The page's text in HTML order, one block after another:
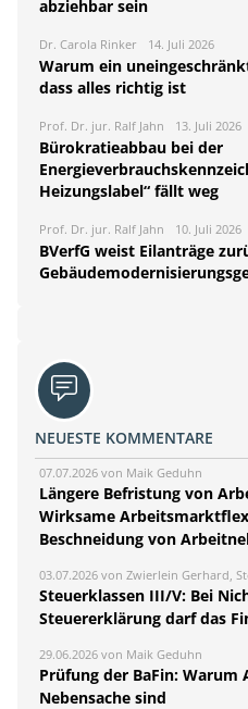
abziehbar sein
Dr. Carola Rinker 14. Juli 2026
Warum ein
dass alles richtig ist
Prof. Dr. jur. Ralf Jahn 13. Juli 2026
Bürokratieabbau bei der
Heizungslabel“ fällt weg
Prof. Dr. jur. Ralf Jahn 10. Juli 2026
BVerfG weist Eilanträge
NEUESTE KOMMENTARE
07.07.2026 von Maik Geduhn
Längere Befristung von
Wirksame
Beschneidung von
03.07.2026 von Zwierlein Gerhard,
Steuerklassen III/V: Bei
Steuererklärung darf das
29.06.2026 von Maik Geduhn
Prüfung der BaFin: Warum
Nebensache sind